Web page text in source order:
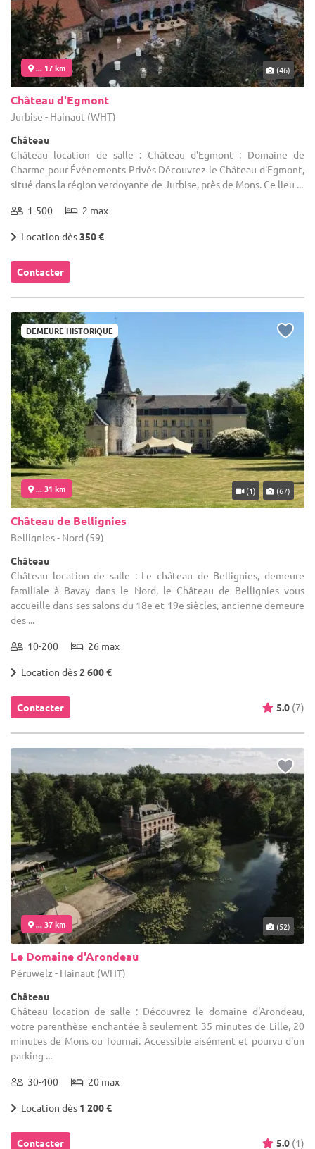
... 17 km (46)
Château d'Egmont
Jurbise - Hainaut (WHT)
Château
Château location de salle : Château d'Egmont : Domaine de
Charme pour Événements Privés Découvrez le Château d'Egmont,
situé dans la région verdoyante de Jurbise, près de Mons. Ce lieu ...
1-500 2 max
Location dès350 €
Contacter
DEMEURE HISTORIQUE
... 31 km (1) (67)
Château de Bellignies
Bellignies - Nord (59)
Château
Château location de salle : Le château de Bellignies, demeure
familiale à Bavay dans le Nord, le Château de Bellignies vous
accueille dans ses salons du 18e et 19e siècles, ancienne demeure
des ...
10-200 26 max
Location dès2 600 €
Contacter 5.0 (7)
... 37 km (52)
Le Domaine d'Arondeau
Péruwelz - Hainaut (WHT)
Château
Château location de salle : Découvrez le domaine d'Arondeau,
votre parenthèse enchantée à seulement 35 minutes de Lille, 20
minutes de Mons ou Tournai. Accessible aisément et pourvu d'un
parking ...
30-400 20 max
Location dès 1 200 €
Contacter 5.0 (1)